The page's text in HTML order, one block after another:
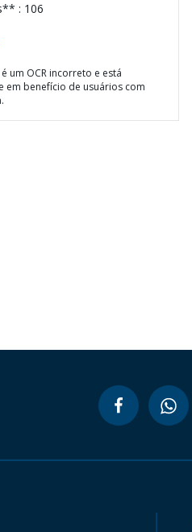
: 106
um OCR incorreto e está
em benefício de usuários com